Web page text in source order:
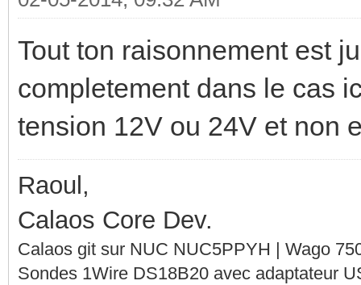
Tout ton raisonnement est
completement dans le cas
tension 12V ou 24V et non
Raoul,
Calaos Core Dev.
Calaos git sur NUC NUC5PPYH | Wago
Sondes 1Wire DS18B20 avec adaptateur